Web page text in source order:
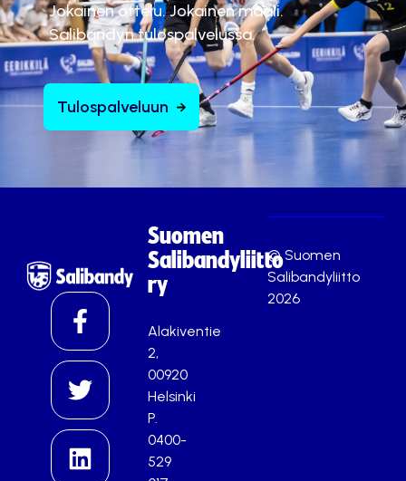
Jokainen ottelu. Jokainen maali.
Salibandyn tulospalvelussa.
Tulospalveluun
Suomen
Salibandyliitto
ry
Alakiventie
2,
00920
Helsinki
P.
0400-
529
© Suomen
Salibandyliitto
2026